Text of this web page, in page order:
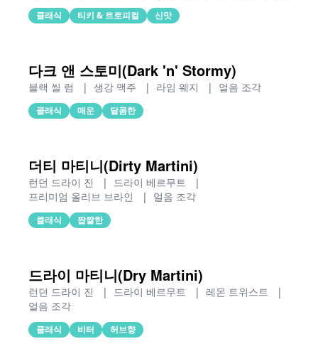
클래식 티키 & 트로피컬 신맛
다크 앤 스토미(Dark 'n' Stormy)
블랙 씰 럼 | 생강 맥주 | 라임 웨지 | 얼음 조각
클래식 매운 달콤한
더티 마티니(Dirty Martini)
런던 드라이 진 | 드라이 베르무트
|
프리미엄 올리브 브라인
| 얼음 조각
클래식 짭짤한
드라이 마티니(Dry Martini)
런던 드라이 진 | 드라이 베르무트 | 레몬 트위스트
|
얼음 조각
클래식 비터 허브향